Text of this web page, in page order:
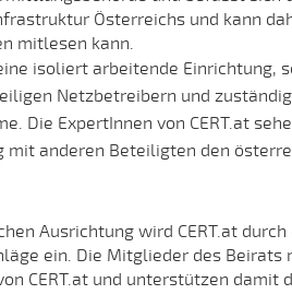
Österreichs und kann
mitlesen kann.
isoliert arbeitende
Netzbetreibern und
Die ExpertInnen von CERT.at
mit anderen Beteiligten den
Ausrichtung wird CERT.at
ein. Die Mitglieder des
CERT.at und unterstützen